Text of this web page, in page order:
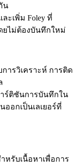
น
ะเพิ่ม Foley ที่
ยไม่ต้องบันทึกใหม่
ารวิเคราะห์ การติด
ร์ติชันการบันทึกใน
อกเป็นเลเยอร์ที่
หรับเนื้อหาเพื่อการ